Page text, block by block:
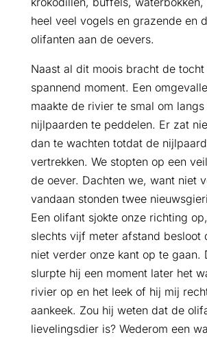
heel veel vogels en grazende en
olifanten aan de oevers.
Naast al dit moois bracht de tocht
spannend moment. Een
maakte de rivier te smal om
nijlpaarden te peddelen. Er zat
dan te wachten totdat de
vertrekken. We stopten op een
de oever. Dachten we, want niet
vandaan stonden twee
Een olifant sjokte onze richting
slechts vijf meter afstand besloot
niet verder onze kant op te gaan.
slurpte hij een moment later het
rivier op en het leek of hij mij
aankeek. Zou hij weten dat de
lievelingsdier is? Wederom een